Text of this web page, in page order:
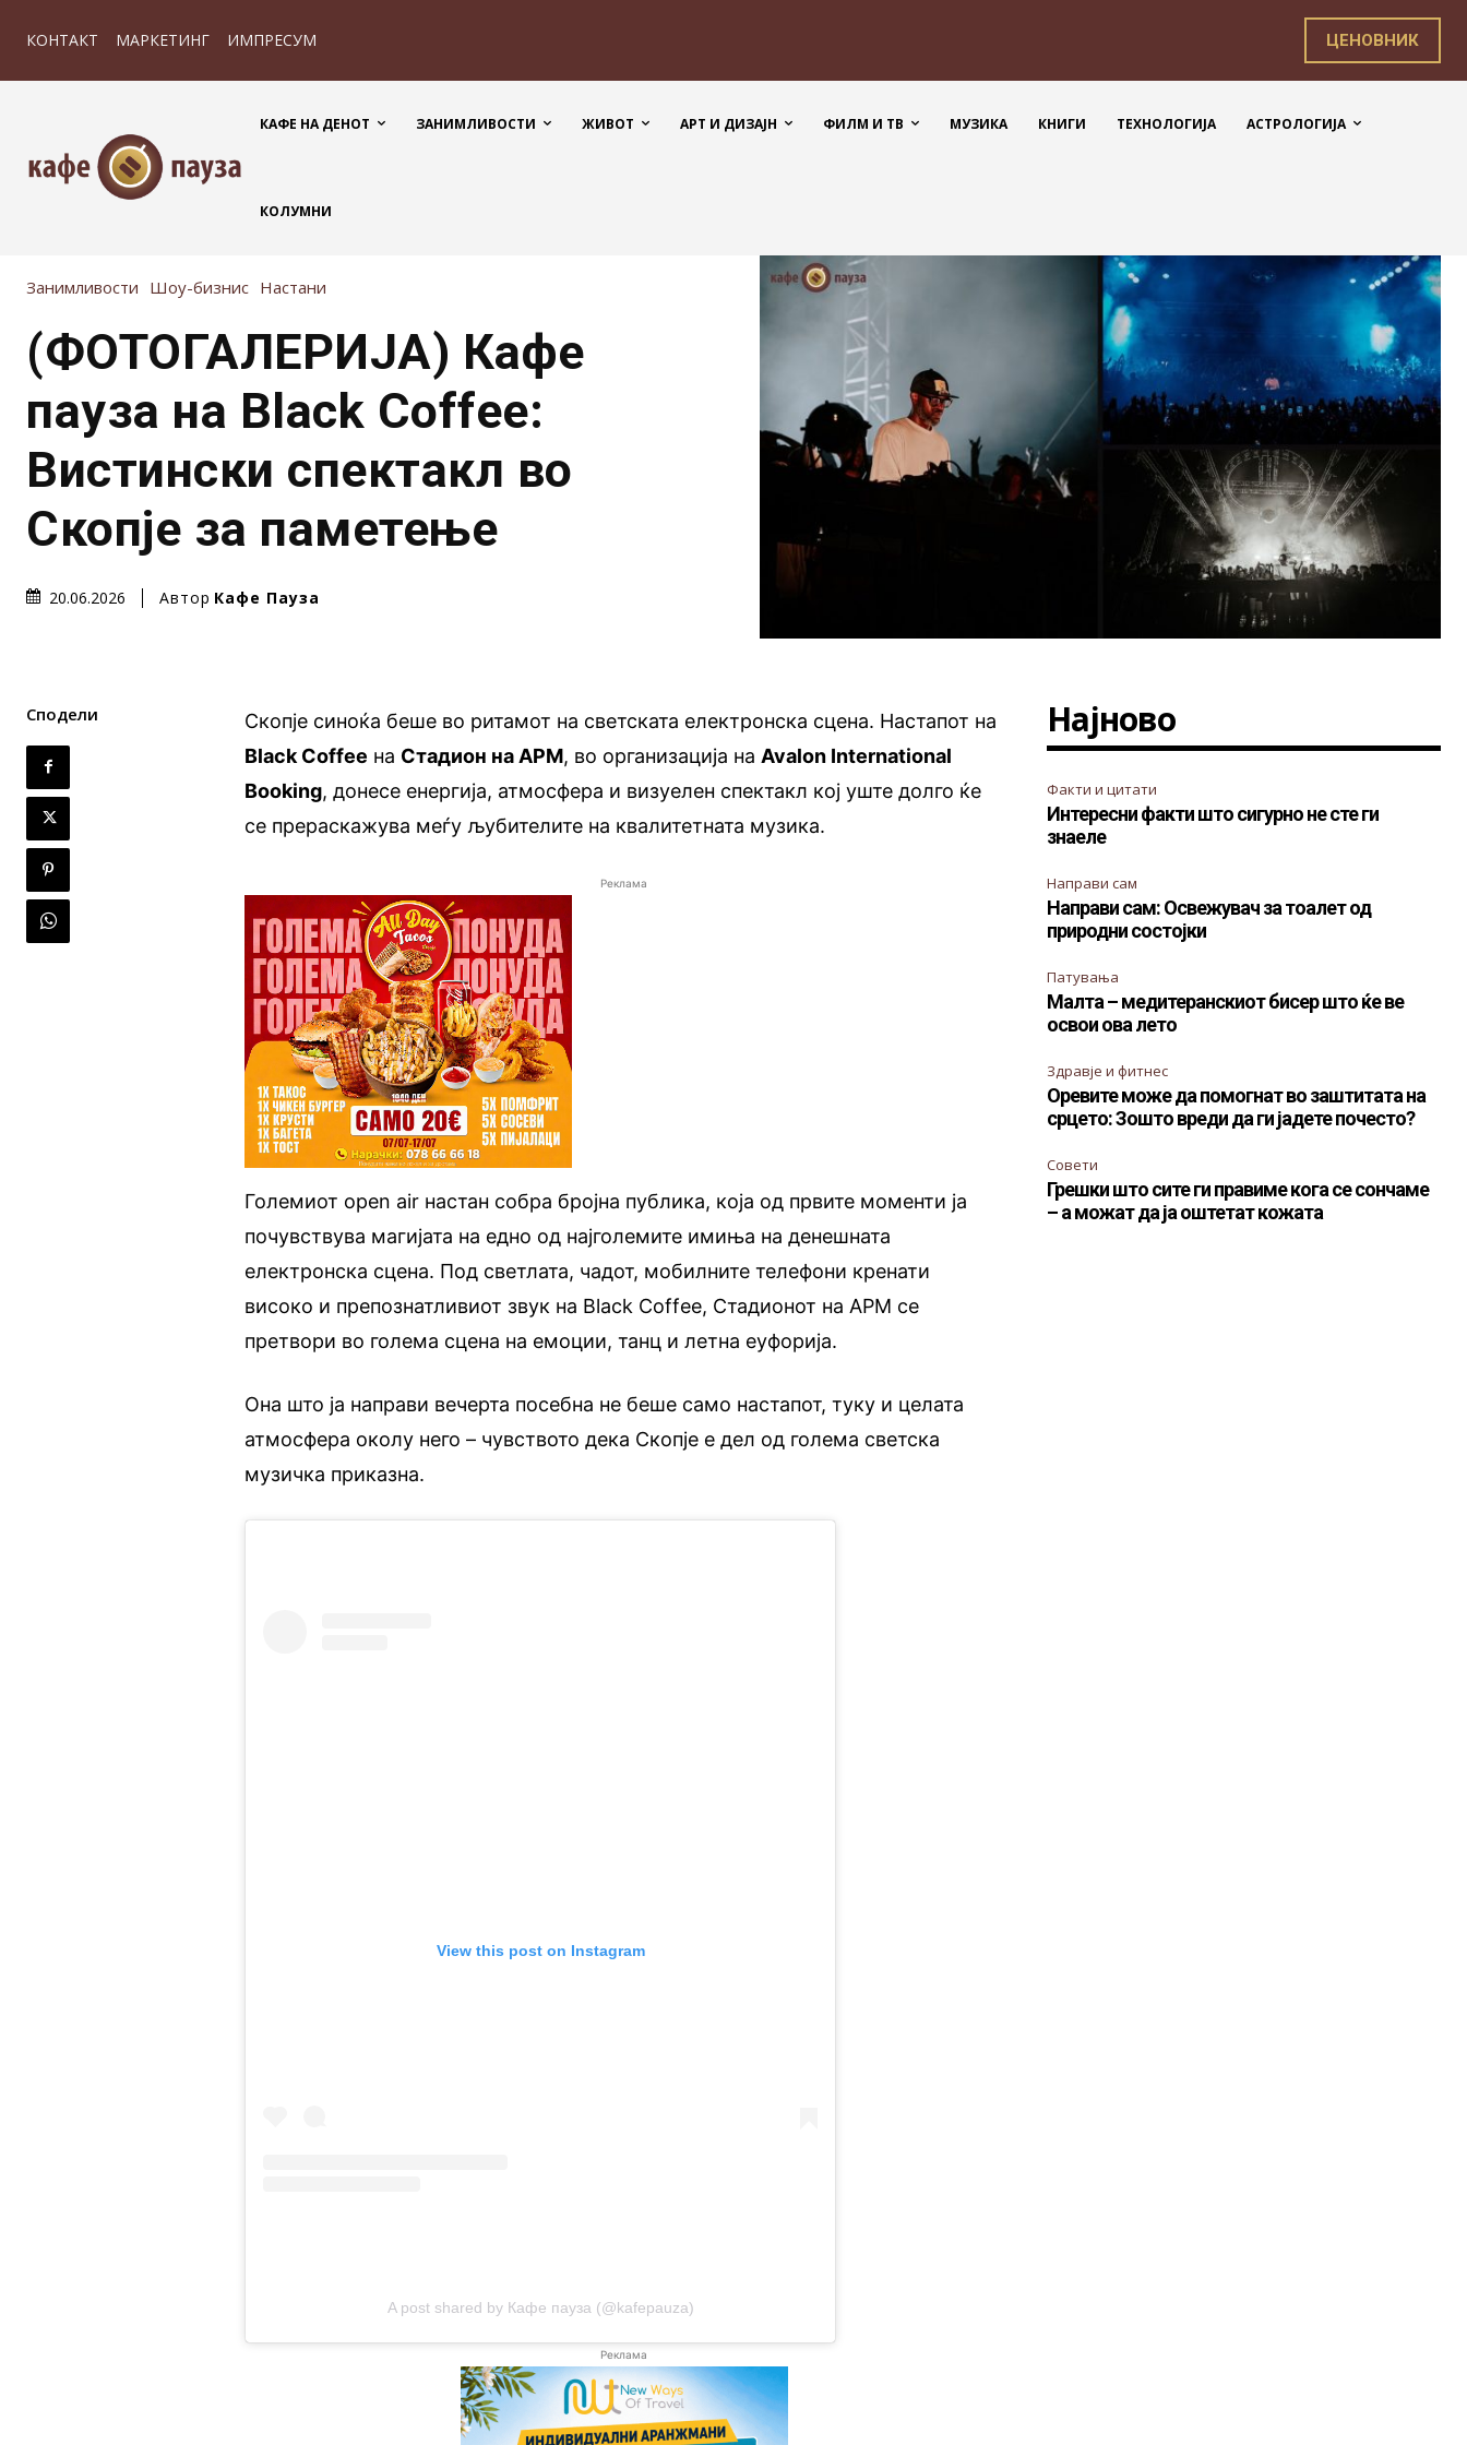
КОНТАКТ МАРКЕТИНГ ИМПРЕСУМ ЦЕНОВНИК
КАФЕ НА ДЕНОТ ЗАНИМЛИВОСТИ ЖИВОТ АРТ И ДИЗАЈН ФИЛМ И ТВ МУЗИКА КНИГИ ТЕХНОЛОГИЈА АСТРОЛОГИЈА
КОЛУМНИ
Занимливости Шоу-бизнис Настани
(ФОТОГАЛЕРИЈА) Кафе
пауза на Black Coffee:
Вистински спектакл во
Скопје за паметење
20.06.2026 Автор Кафе Пауза
Сподели
Скопје синоќа беше во ритамот на светската електронска сцена. Настапот на
Black Coffee на Стадион на АРМ, во организација на Avalon International
Booking, донесе енергија, атмосфера и визуелен спектакл кој уште долго ќе
се прераскажува меѓу љубителите на квалитетната музика.
Реклама
Големиот open air настан собра бројна публика, која од првите моменти ја
почувствува магијата на едно од најголемите имиња на денешната
електронска сцена. Под светлата, чадот, мобилните телефони кренати
високо и препознатливиот звук на Black Coffee, Стадионот на АРМ се
претвори во голема сцена на емоции, танц и летна еуфорија.
Она што ја направи вечерта посебна не беше само настапот, туку и целата
атмосфера околу него – чувството дека Скопје е дел од голема светска
музичка приказна.
View this post on Instagram
A post shared by Кафе пауза (@kafepauza)
Реклама
Најново
Факти и цитати
Интересни факти што сигурно не сте ги
знаеле
Направи сам
Направи сам: Освежувач за тоалет од
природни состојки
Патувања
Малта – медитеранскиот бисер што ќе ве
освои ова лето
Здравје и фитнес
Оревите може да помогнат во заштитата на
срцето: Зошто вреди да ги јадете почесто?
Совети
Грешки што сите ги правиме кога се сончаме
– а можат да ја оштетат кожата